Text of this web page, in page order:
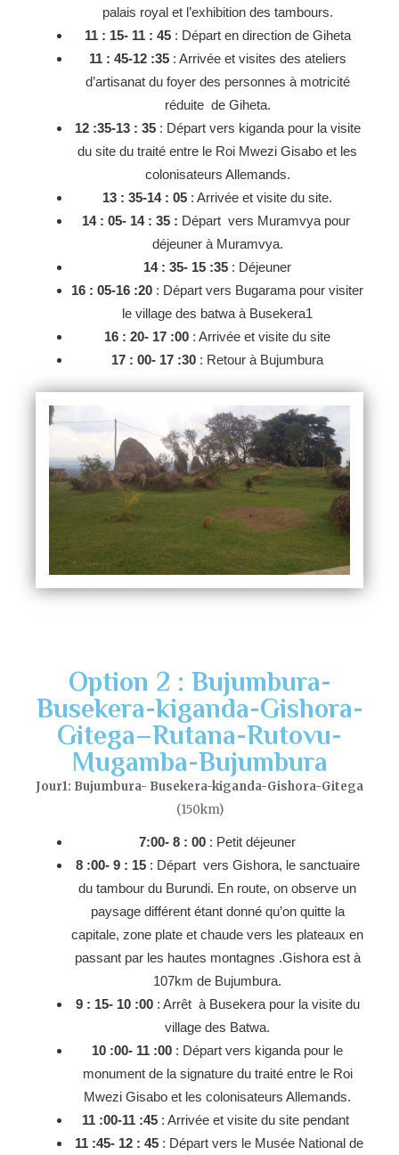
palais royal et l’exhibition des tambours.
11 : 15- 11 : 45: Départ en direction de Giheta
11 : 45-12 :35: Arrivée et visites des ateliers
d’artisanat du foyer des personnes à motricité
réduite de Giheta.
12 :35-13 : 35: Départ vers kiganda pour la visite
du site du traité entre le Roi Mwezi Gisabo et les
colonisateurs Allemands.
13 : 35-14 : 05 : Arrivée et visite du site.
14 : 05- 14 : 35 : Départ vers Muramvya pour
déjeuner à Muramvya.
14 : 35- 15 :35 : Déjeuner
16 : 05-16 :20 : Départ vers Bugarama pour visiter
le village des batwa à Busekera1
16 : 20- 17 :00 : Arrivée et visite du site
17 : 00- 17 :30 : Retour à Bujumbura
Option 2 : Bujumbura-
Busekera-kiganda-Gishora-
Gitega–Rutana-Rutovu-
Mugamba-Bujumbura
Jour1: Bujumbura- Busekera-kiganda-Gishora-Gitega
(150km)
7:00- 8 : 00 : Petit déjeuner
8 :00- 9 : 15: Départ vers Gishora, le sanctuaire
du tambour du Burundi. En route, on observe un
paysage différent étant donné qu’on quitte la
capitale, zone plate et chaude vers les plateaux en
passant par les hautes montagnes .Gishora est à
107km de Bujumbura.
9 : 15- 10 :00: Arrêt à Busekera pour la visite du
village des Batwa.
10 :00- 11 :00 : Départ vers kiganda pour le
monument de la signature du traité entre le Roi
Mwezi Gisabo et les colonisateurs Allemands.
11 :00-11 :45 : Arrivée et visite du site pendant
11 :45- 12 : 45 : Départ vers le Musée National de